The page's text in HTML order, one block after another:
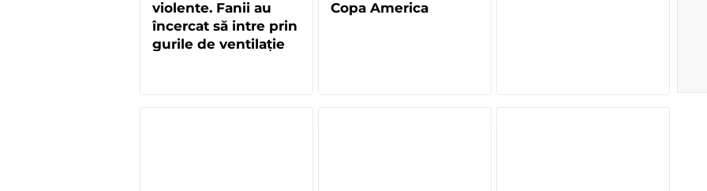
violente. Fanii au
încercat să intre prin
gurile de ventilație
Copa America